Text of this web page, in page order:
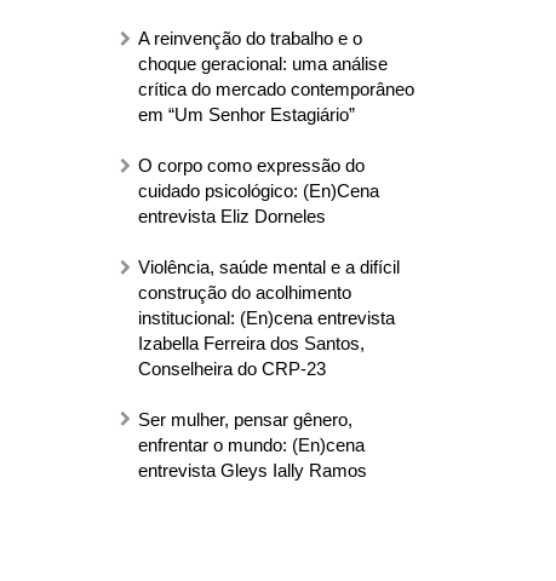
A reinvenção do trabalho e o
choque geracional: uma análise
crítica do mercado contemporâneo
em “Um Senhor Estagiário”
O corpo como expressão do
cuidado psicológico: (En)Cena
entrevista Eliz Dorneles
Violência, saúde mental e a difícil
construção do acolhimento
institucional: (En)cena entrevista
Izabella Ferreira dos Santos,
Conselheira do CRP-23
Ser mulher, pensar gênero,
enfrentar o mundo: (En)cena
entrevista Gleys Ially Ramos